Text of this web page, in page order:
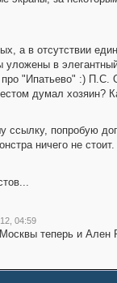
а в отсутствии
в
"Ипатьево" :)
думал хозяин?
ссылку, попробую
ничего не стоит.
04:59
теперь и Ален